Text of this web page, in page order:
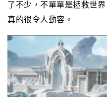
了不少，不單單是拯救世
真的很令人動容。